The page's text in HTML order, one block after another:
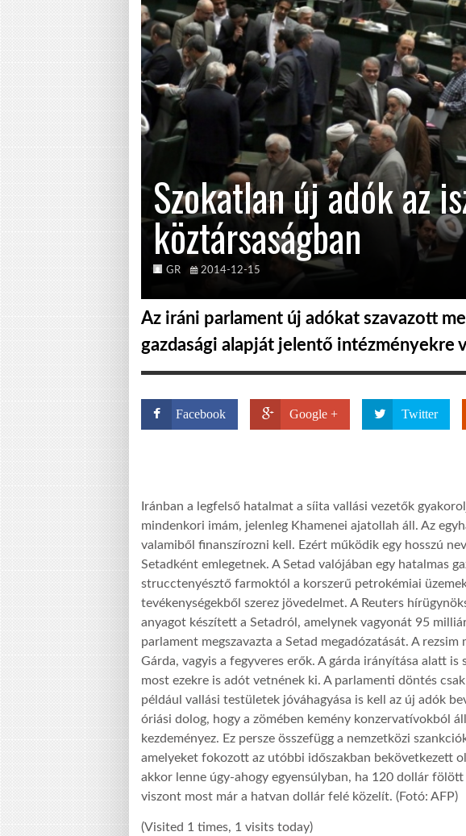
Szokatlan új adók az
köztársaságban
GR 2014-12-15
Az iráni parlament új adókat szavazott
gazdasági alapját jelentő intézményekre
Facebook Google + Twitter
Iránban a legfelső hatalmat a síita vallási vezetők
mindenkori imám, jelenleg Khamenei ajatollah áll. Az
valamiből finanszírozni kell. Ezért működik egy hosszú
Setadként emlegetnek. A Setad valójában egy hatalmas
strucctenyésztő farmoktól a korszerű petrokémiai
tevékenységekből szerez jövedelmet. A Reuters
anyagot készített a Setadról, amelynek vagyonát 95
parlament megszavazta a Setad megadózatását. A
Gárda, vagyis a fegyveres erők. A gárda irányítása alatt
most ezekre is adót vetnének ki. A parlamenti döntés
például vallási testületek jóváhagyása is kell az új adók
óriási dolog, hogy a zömében kemény konzervatívokból
kezdeményez. Ez persze összefügg a nemzetközi
amelyeket fokozott az utóbbi időszakban bekövetkezett
akkor lenne úgy-ahogy egyensúlyban, ha 120 dollár
viszont most már a hatvan dollár felé közelít. (Fotó: AFP)
(Visited 1 times, 1 visits today)